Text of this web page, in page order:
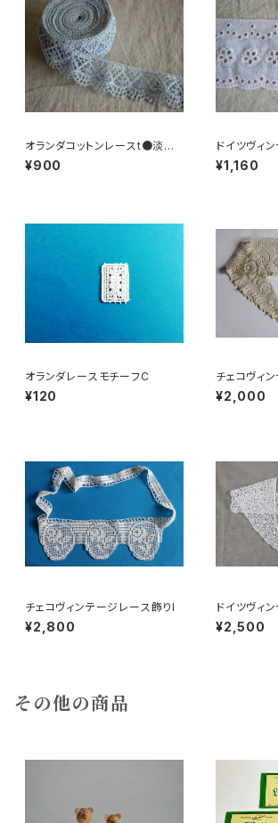
オランダコットンレースt●淡ブ
ルー
¥900
ドイツヴィ
スR●小花柄
¥1,160
オランダレースモチーフC
¥120
チェコヴィ
襟c
¥2,000
チェコヴィンテージレース飾りl
¥2,800
ドイツヴィ
¥2,500
その他の商品